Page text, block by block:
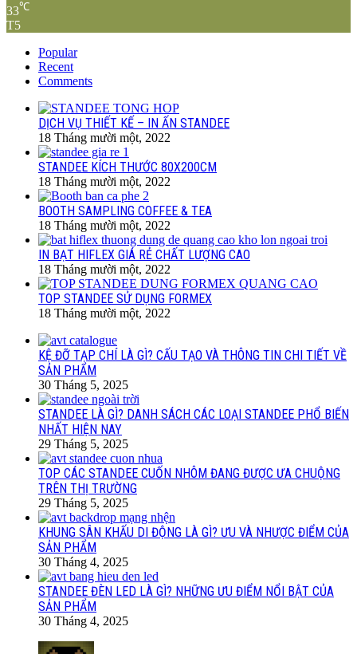
33℃
T5
Popular
Recent
Comments
DỊCH VỤ THIẾT KẾ – IN ẤN STANDEE
18 Tháng mười một, 2022
STANDEE KÍCH THƯỚC 80X200CM
18 Tháng mười một, 2022
BOOTH SAMPLING COFFEE & TEA
18 Tháng mười một, 2022
IN BẠT HIFLEX GIÁ RẺ CHẤT LƯỢNG CAO
18 Tháng mười một, 2022
TOP STANDEE SỬ DỤNG FORMEX
18 Tháng mười một, 2022
KỆ ĐỠ TẠP CHÍ LÀ GÌ? CẤU TẠO VÀ THÔNG TIN CHI TIẾT VỀ
SẢN PHẨM
30 Tháng 5, 2025
STANDEE LÀ GÌ? DANH SÁCH CÁC LOẠI STANDEE PHỔ BIẾN
NHẤT HIỆN NAY
29 Tháng 5, 2025
TOP CÁC STANDEE CUỐN NHÔM ĐANG ĐƯỢC ƯA CHUỘNG
TRÊN THỊ TRƯỜNG
29 Tháng 5, 2025
KHUNG SÂN KHẤU DI ĐỘNG LÀ GÌ? ƯU VÀ NHƯỢC ĐIỂM CỦA
SẢN PHẨM
30 Tháng 4, 2025
STANDEE ĐÈN LED LÀ GÌ? NHỮNG ƯU ĐIỂM NỔI BẬT CỦA
SẢN PHẨM
30 Tháng 4, 2025